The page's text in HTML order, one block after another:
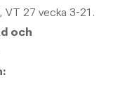
VT 27 vecka 3-21.
och